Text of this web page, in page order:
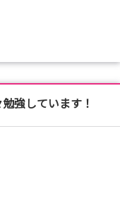
強しています！